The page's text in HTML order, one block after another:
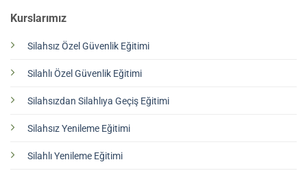
Kurslarımız
Silahsız Özel Güvenlik Eğitimi
Silahlı Özel Güvenlik Eğitimi
Silahsızdan Silahlıya Geçiş Eğitimi
Silahsız Yenileme Eğitimi
Silahlı Yenileme Eğitimi